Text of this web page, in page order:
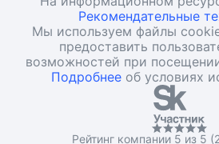
Рекомендательные
Мы используем файлы
предоставить
возможностей при
Подробнее об условиях
Рейтинг компании 5 из 5